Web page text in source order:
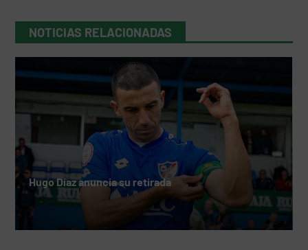
NOTICIAS RELACIONADAS
Hugo Díaz anuncia su retirada